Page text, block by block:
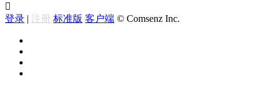

登录 | 注册 标准版 客户端 © Comsenz Inc.